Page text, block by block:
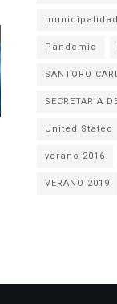
Pandemic
SANTORO
SECRETARIA
United Stated
verano 2016
VERANO 2019